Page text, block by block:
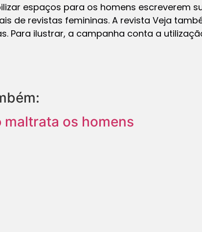
espaços para os homens escreverem
de revistas femininas. A revista Veja
Para ilustrar, a campanha conta a
maltrata os homens